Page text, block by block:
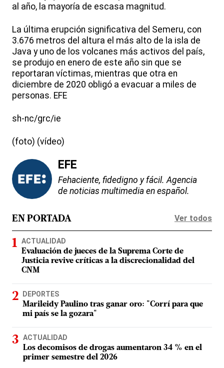
al año, la mayoría de escasa magnitud.
La última erupción significativa del Semeru, con
3.676 metros del altura el más alto de la isla de
Java y uno de los volcanes más activos del país,
se produjo en enero de este año sin que se
reportaran víctimas, mientras que otra en
diciembre de 2020 obligó a evacuar a miles de
personas. EFE
sh-nc/grc/ie
(foto) (vídeo)
EFE
Fehaciente, fidedigno y fácil. Agencia
de noticias multimedia en español.
EN PORTADA Ver todos
ACTUALIDAD
Evaluación de jueces de la Suprema Corte de
Justicia revive críticas a la discrecionalidad del
CNM
DEPORTES
Marileidy Paulino tras ganar oro: "Corrí para que
mi país se la gozara"
ACTUALIDAD
Los decomisos de drogas aumentaron 34 % en el
primer semestre del 2026